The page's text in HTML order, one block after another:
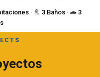
· 🚿 3 Baños · 🚗 3